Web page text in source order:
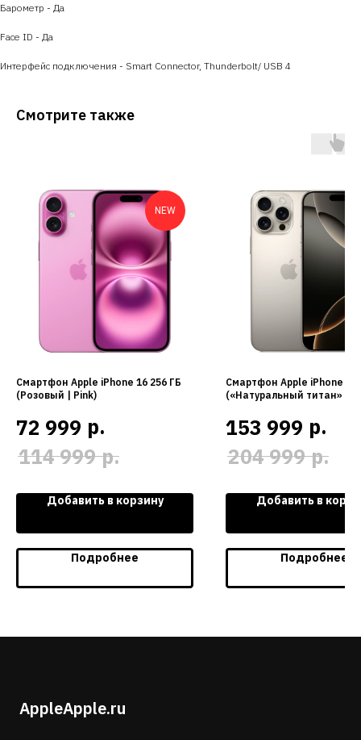
Барометр - Да
Face ID - Да
Интерфейс подключения - Smart Connector, Thunderbolt/ USB 4
Смотрите также
NEW
Смартфон Apple iPhone 16 256 ГБ
(Розовый | Pink)
72 999 р.
114 999 р.
Добавить в корзину
Подробнее
Смартфон Apple iPhone 16
(«Натуральный титан» |
153 999 р.
204 999 р.
Добавить в
Подробнее
AppleApple.ru